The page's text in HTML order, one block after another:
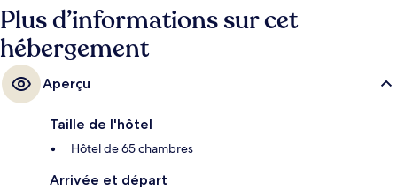
une très courte distance à pied des transports publics : Station de
métro Opera House se trouve à 6 min et Station de métro Ba Son, à 13
min.
Plus d’informations sur cet
hébergement
Aperçu
Taille de l'hôtel
Hôtel de 65 chambres
Arrivée et départ